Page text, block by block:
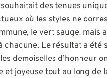
des tenues
où les styles ne
le vert sauge, mais
Le résultat a été
demoiselles d’honneur
joyeuse tout au long de